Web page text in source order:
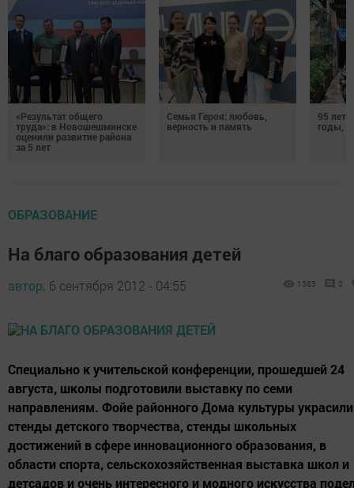
«Результат общего
труда»: в Новошешминске
оценили развитие района
за 5 лет
Семья Героя: любовь,
верность и память
95 лет
годы,
ОБРАЗОВАНИЕ
На благо образования детей
автор, 6 сентября 2012 - 04:55 1383 0
Специально к учительской конференции, прошедшей 24
августа, школы подготовили выставку по семи
направлениям. Фойе районного Дома культуры украсили
стенды детского творчества, стенды школьных
достижений в сфере инновационного образования, в
области спорта, сельскохозяйственная выставка школ и
детсадов и очень интересного и модного искусства